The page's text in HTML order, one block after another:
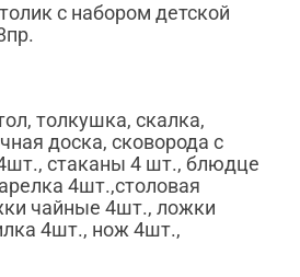
с набором детской
толкушка, скалка,
доска, сковорода с
стаканы 4 шт., блюдце
4шт.,столовая
чайные 4шт., ложки
4шт., нож 4шт.,